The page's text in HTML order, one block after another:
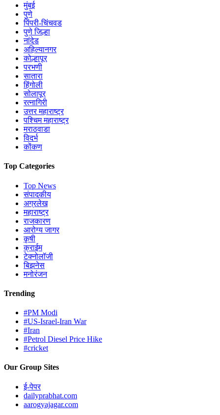
मुंबई
पुणे
पिंपरी-चिंचवड
पुणे जिल्हा
नांदेड
अहिल्यानगर
कोल्हापूर
परभणी
सातारा
हिंगोली
सोलापूर
रत्नागिरी
उत्तर महाराष्ट्र
पश्चिम महाराष्ट्र
मराठवाडा
विदर्भ
कोंकण
Top Categories
Top News
संपादकीय
अग्रलेख
महाराष्ट्र
राजकारण
आरोग्य जागर
कृषी
क्राईम
टेक्नोलॉजी
बिझनेस
मनोरंजन
Trending
#PM Modi
#US-Israel-Iran War
#Iran
#Petrol Diesel Price Hike
#cricket
Our Group Sites
ई-पेपर
dailyprabhat.com
aarogyajagar.com